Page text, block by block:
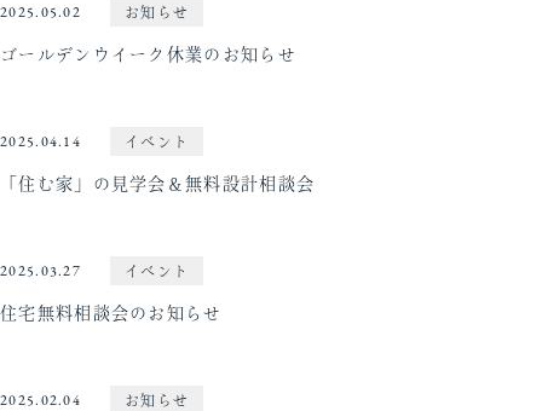
2025.05.02 お知らせ
ゴールデンウイーク休業のお知らせ
2025.04.14 イベント
「住む家」の見学会＆無料設計相談会
2025.03.27 イベント
住宅無料相談会のお知らせ
2025.02.04 お知らせ